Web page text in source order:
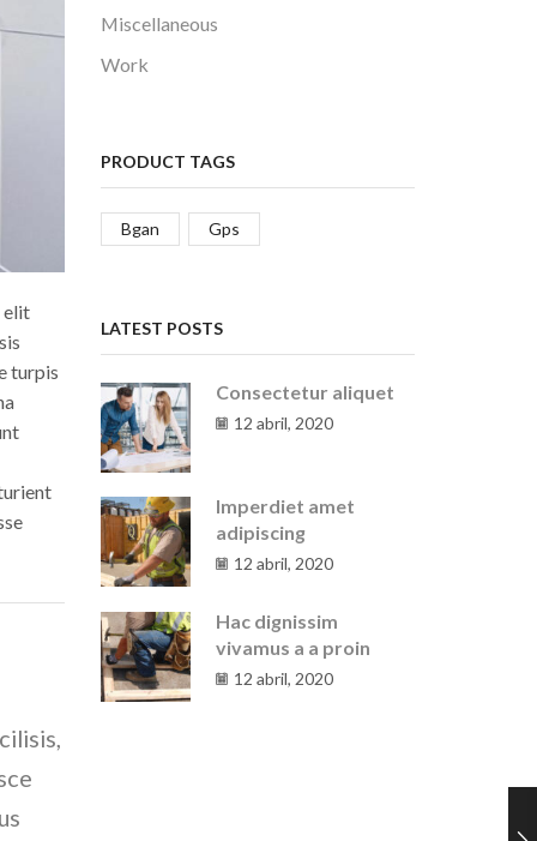
elit
turpis
Miscellaneous
Work
PRODUCT TAGS
Bgan Gps
LATEST POSTS
Consectetur aliquet
12 abril, 2020
Imperdiet amet
adipiscing
12 abril, 2020
Hac dignissim
vivamus a a proin
12 abril, 2020